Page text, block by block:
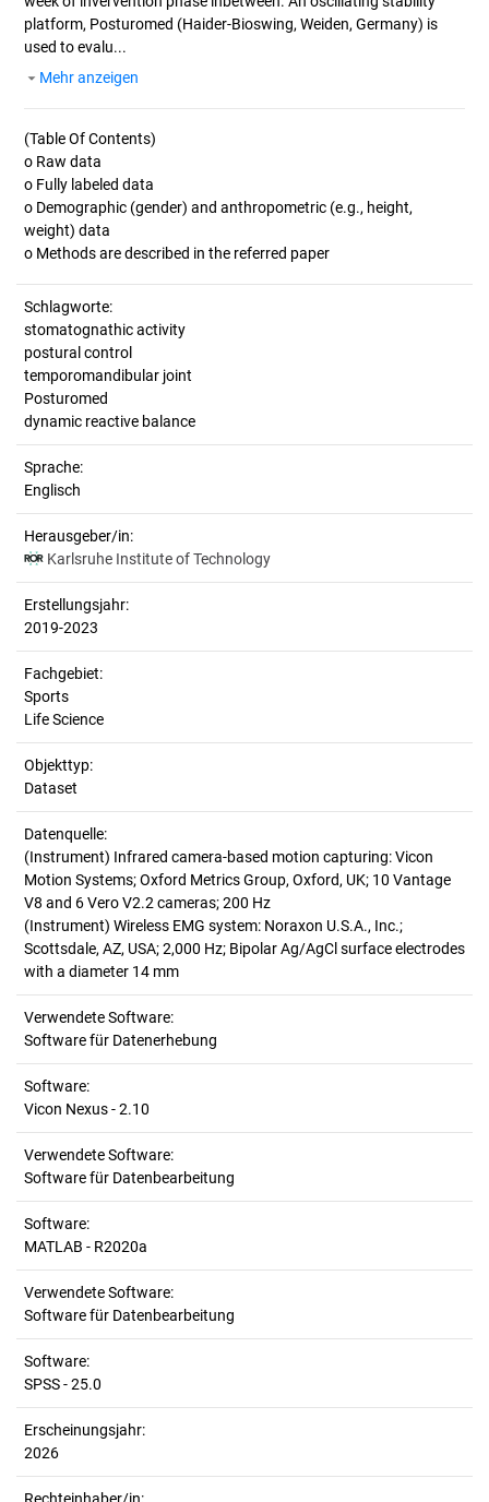
platform, Posturomed (Haider-Bioswing, Weiden, Germany) is
used to evalu...
Mehr anzeigen
(Table Of Contents)
o Raw data
o Fully labeled data
o Demographic (gender) and anthropometric (e.g., height,
weight) data
Schlagworte:
stomatognathic activity
postural control
temporomandibular joint
Posturomed
dynamic reactive balance
Sprache:
Englisch
Herausgeber/in:
Karlsruhe Institute of Technology
Erstellungsjahr:
2019-2023
Fachgebiet:
Sports
Life Science
Objekttyp:
Dataset
Datenquelle:
(Instrument) Infrared camera-based motion capturing: Vicon
Motion Systems; Oxford Metrics Group, Oxford, UK; 10 Vantage
V8 and 6 Vero V2.2 cameras; 200 Hz
(Instrument) Wireless EMG system: Noraxon U.S.A., Inc.;
Scottsdale, AZ, USA; 2,000 Hz; Bipolar Ag/AgCl surface electrodes
with a diameter 14 mm
Verwendete Software:
Software für Datenerhebung
Software:
Vicon Nexus - 2.10
Verwendete Software:
Software für Datenbearbeitung
Software:
MATLAB - R2020a
Verwendete Software:
Software für Datenbearbeitung
Software:
SPSS - 25.0
Erscheinungsjahr:
2026